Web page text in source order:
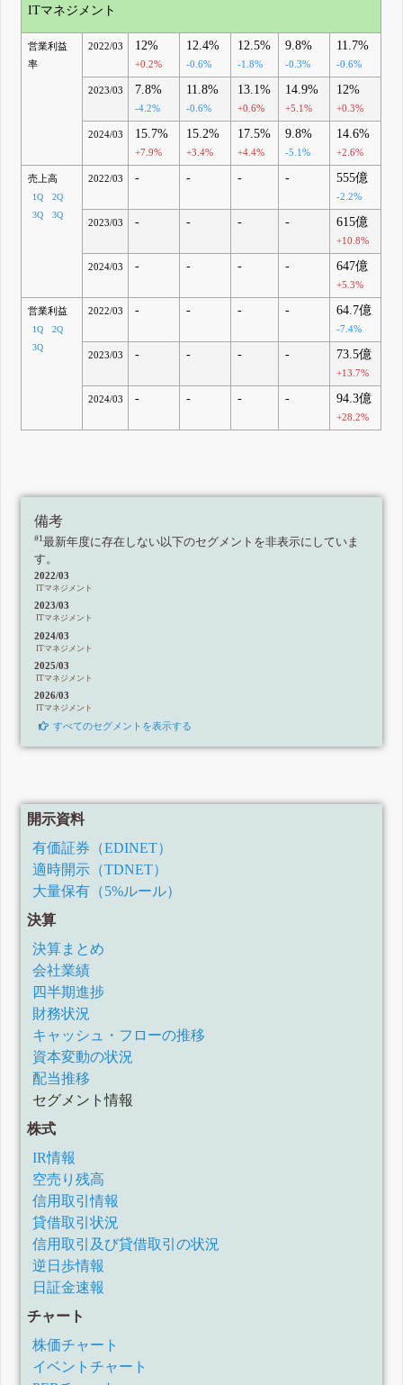
ITマネジメント
営業利益
率
2022/03 12%
+0.2%
12.4%
-0.6%
12.5%
-1.8%
9.8%
-0.3%
11.7%
-0.6%
2023/03 7.8%
-4.2%
11.8%
-0.6%
13.1%
+0.6%
14.9%
+5.1%
12%
+0.3%
2024/03 15.7%
+7.9%
15.2%
+3.4%
17.5%
+4.4%
9.8%
-5.1%
14.6%
+2.6%
売上高
1Q
2Q
3Q
3Q
2022/03 - - - - 555億
-2.2%
2023/03 - - - - 615億
+10.8%
2024/03 - - - - 647億
+5.3%
営業利益
1Q
2Q
3Q
2022/03 - - - - 64.7億
-7.4%
2023/03 - - - - 73.5億
+13.7%
2024/03 - - - - 94.3億
+28.2%
備考
#1 最新年度に存在しない以下のセグメントを非表示にしていま
す。
2022/03
ITマネジメント
2023/03
ITマネジメント
2024/03
ITマネジメント
2025/03
ITマネジメント
2026/03
ITマネジメント
すべてのセグメントを表示する
開示資料
有価証券（EDINET）
適時開示（TDNET）
大量保有（5%ルール）
決算
決算まとめ
会社業績
四半期進捗
財務状況
キャッシュ・フローの推移
資本変動の状況
配当推移
セグメント情報
株式
IR情報
空売り残高
信用取引情報
貸借取引状況
信用取引及び貸借取引の状況
逆日歩情報
日証金速報
チャート
株価チャート
イベントチャート